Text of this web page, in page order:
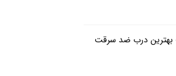
بهترین درب ضد سرقت